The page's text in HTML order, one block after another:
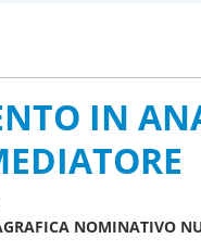
IN
NOMINATIVO